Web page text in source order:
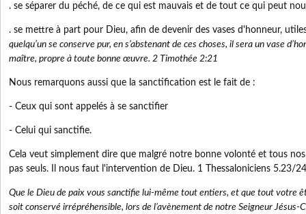
. se séparer du péché, de ce qui est mauvais et de tout ce qui peut
. se mettre à part pour Dieu, afin de devenir des vases d'honneur,
quelqu’un se conserve pur, en s’abstenant de ces choses, il sera un vase
maître, propre à toute bonne œuvre. 2 Timothée 2:21
Nous remarquons aussi que la sanctification est le fait de :
- Ceux qui sont appelés à se sanctifier
- Celui qui sanctifie.
Cela veut simplement dire que malgré notre bonne volonté et tous
pas seuls. Il nous faut l'intervention de Dieu. 1 Thessaloniciens 5.23/
Que le Dieu de paix vous sanctifie lui-même tout entiers, et que tout votre
soit conservé irrépréhensible, lors de l’avènement de notre Seigneur Jésus-